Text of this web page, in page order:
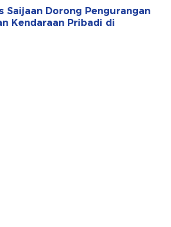
Saijaan Dorong Pengurangan
Kendaraan Pribadi di